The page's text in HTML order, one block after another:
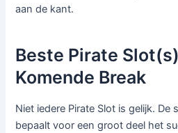
aan de kant.
Beste Pirate
Komende Break
Niet iedere Pirate Slot is gelijk. De
bepaalt voor een groot deel het